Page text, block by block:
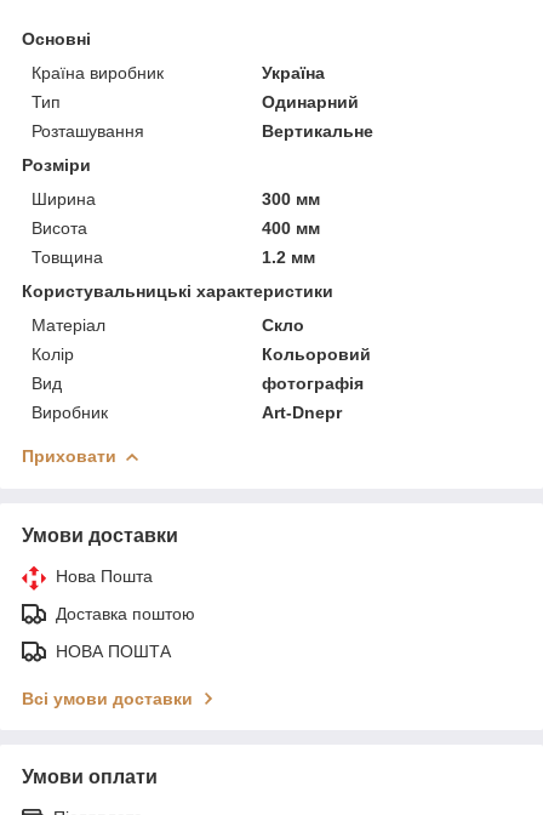
Основні
Країна виробник
Україна
Тип
Одинарний
Розташування
Вертикальне
Розміри
Ширина
300 мм
Висота
400 мм
Товщина
1.2 мм
Користувальницькі характеристики
Матеріал
Скло
Колір
Кольоровий
Вид
фотографія
Виробник
Art-Dnepr
Приховати
Умови доставки
Нова Пошта
Доставка поштою
НОВА ПОШТА
Всі умови доставки
Умови оплати